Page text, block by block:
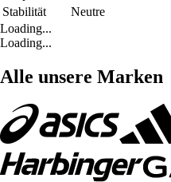
Stabilität
Neutre
Loading...
Loading...
Alle unsere Marken